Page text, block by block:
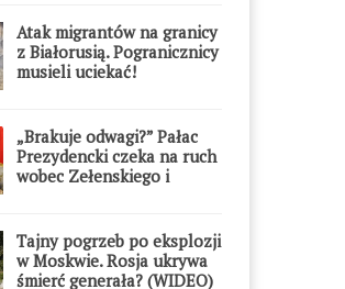
Atak migrantów na granicy
z Białorusią. Pogranicznicy
musieli uciekać!
„Brakuje odwagi?” Pałac
Prezydencki czeka na ruch
wobec Zełenskiego i
Tajny pogrzeb po eksplozji
w Moskwie. Rosja ukrywa
śmierć generała? (WIDEO)